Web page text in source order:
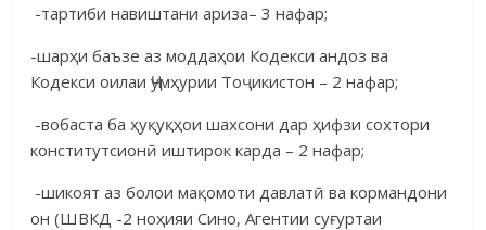
-тартиби навиштани ариза– 3 нафар;
-шарҳи баъзе аз моддаҳои Кодекси андоз ва
Кодекси оилаи Ҷум­ҳурии Тоҷикистон – 2 нафар;
-вобаста ба ҳуқуқҳои шахсони дар ҳифзи сохтори
конститутсионӣ иштирок карда – 2 нафар;
-шикоят аз болои мақомоти давлатӣ ва кормандони
он (ШВКД -2 ноҳияи Сино, Агентии суғуртаи